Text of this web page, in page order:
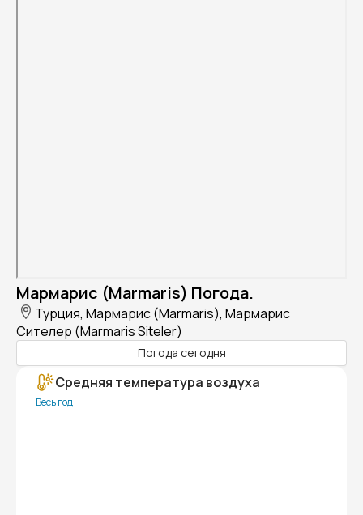
Мармарис (Marmaris) Погода.
Турция, Мармарис (Marmaris), Мармарис
Сителер (Marmaris Siteler)
Погода сегодня
Средняя температура воздуха
Весь год